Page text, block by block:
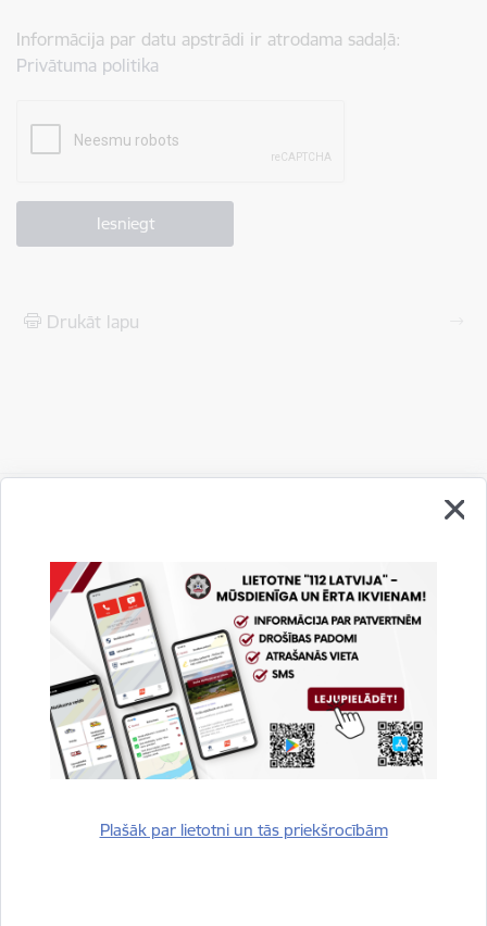
Plašāk par lietotni un tās priekšrocībām
Informācija par datu apstrādi ir atrodama sadaļā:
Privātuma politika
Drukāt lapu
Vai šī informācija bija noderīga?
Sniegt atsauksmi